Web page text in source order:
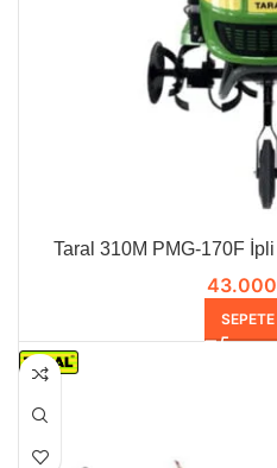
Taral 310M PMG-170F